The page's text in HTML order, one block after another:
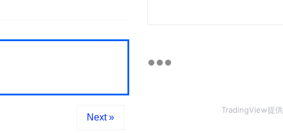
Next »
TradingView提供